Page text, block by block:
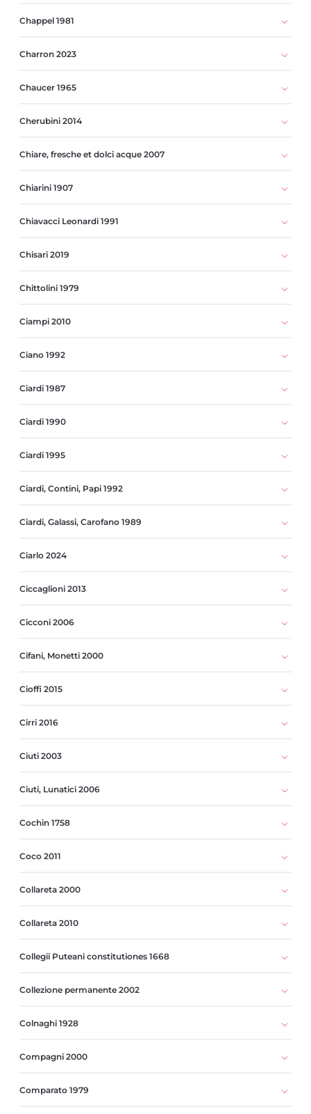
Chappel 1981
Charron 2023
Chaucer 1965
Cherubini 2014
Chiare, fresche et dolci acque 2007
Chiarini 1907
Chiavacci Leonardi 1991
Chisari 2019
Chittolini 1979
Ciampi 2010
Ciano 1992
Ciardi 1987
Ciardi 1990
Ciardi 1995
Ciardi, Contini, Papi 1992
Ciardi, Galassi, Carofano 1989
Ciarlo 2024
Ciccaglioni 2013
Cicconi 2006
Cifani, Monetti 2000
Cioffi 2015
Cirri 2016
Ciuti 2003
Ciuti, Lunatici 2006
Cochin 1758
Coco 2011
Collareta 2000
Collareta 2010
Collegii Puteani constitutiones 1668
Collezione permanente 2002
Colnaghi 1928
Compagni 2000
Comparato 1979